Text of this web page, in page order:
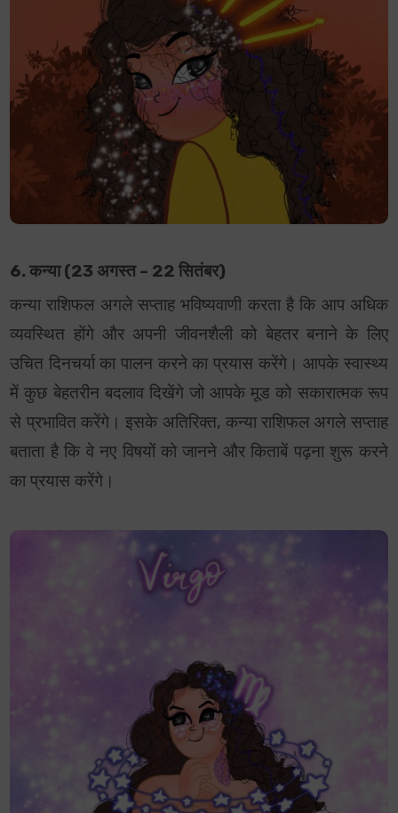
6. कन्या (23 अगस्त – 22 सितंबर)
कन्या राशिफल अगले सप्ताह भविष्यवाणी करता है कि आप अधिक
व्यवस्थित होंगे और अपनी जीवनशैली को बेहतर बनाने के लिए
उचित दिनचर्या का पालन करने का प्रयास करेंगे। आपके स्वास्थ्य
में कुछ बेहतरीन बदलाव दिखेंगे जो आपके मूड को सकारात्मक रूप
से प्रभावित करेंगे। इसके अतिरिक्त, कन्या राशिफल अगले सप्ताह
बताता है कि वे नए विषयों को जानने और किताबें पढ़ना शुरू करने
का प्रयास करेंगे।